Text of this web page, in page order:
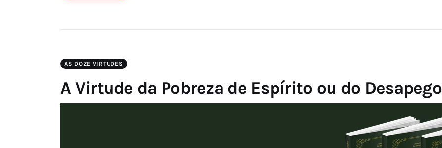
AS DOZE VIRTUDES
A Virtude da Pobreza de Espírito ou do Desapego